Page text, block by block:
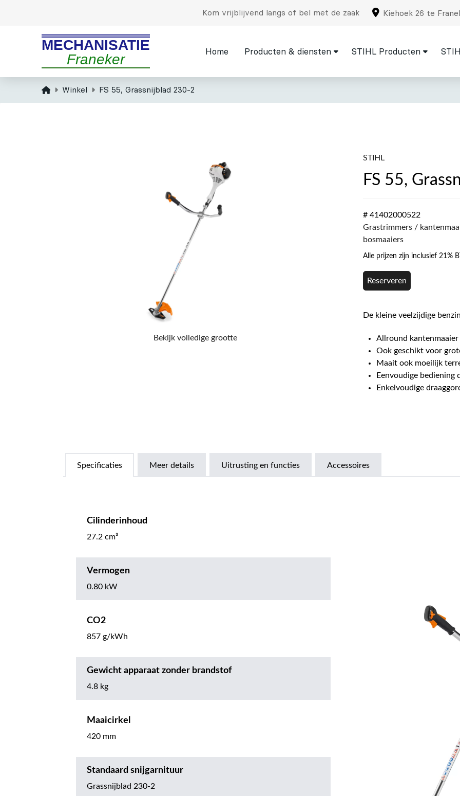
Kom vrijblijvend langs of bel met de zaak Kiehoek 26 te
MECHANISATIE
Franeker
Home Producten & diensten STIHL Producten
HomeWinkel FS 55, Grassnijblad 230-2
Bekijk volledige grootte
STIHL
FS 55,
# 41402000522
Grastrimmers /
bosmaaiers
Alle prijzen zijn inclusief 21%
Reserveren
De kleine veelzijdige
Allround
Ook geschikt voor
Maait ook moeilijk
Eenvoudige
Enkelvoudige
Specificaties Meer details Uitrusting en functies Accessoires
Cilinderinhoud
27.2 cm³
Vermogen
0.80 kW
CO2
857 g/kWh
Gewicht apparaat zonder brandstof
4.8 kg
Maaicirkel
420 mm
Standaard snijgarnituur
Grassnijblad 230-2